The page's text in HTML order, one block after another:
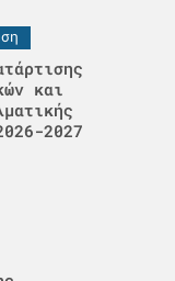
και
2027